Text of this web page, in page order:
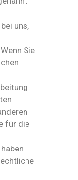
uns,
Sie
für die